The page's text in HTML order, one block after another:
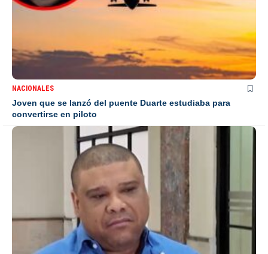
NACIONALES
Joven que se lanzó del puente Duarte estudiaba para
convertirse en piloto